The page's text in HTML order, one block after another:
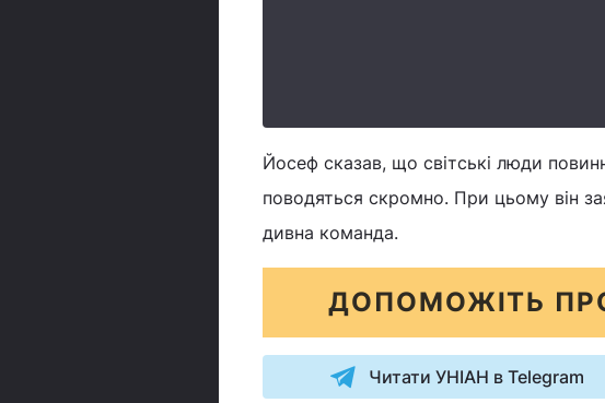
Йосеф сказав, що світські люди
поводяться скромно. При цьому він
дивна команда.
ДОПОМОЖІТЬ
Читати УНІАН в Telegram